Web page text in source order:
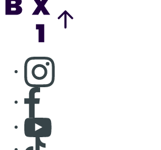
Consulter page Instagram
Consulter page Facebook
Consulter Youtube
Consulter TikTok